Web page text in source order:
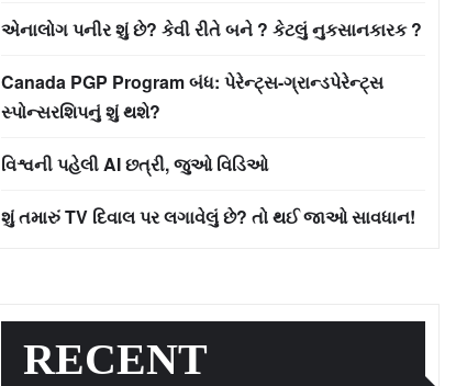
એનાલોગ પનીર શું છે? કેવી રીતે બને ? કેટલું નુકસાનકારક ?
Canada PGP Program બંધ: પેરેન્ટ્સ-ગ્રાન્ડપેરેન્ટ્સ
સ્પોન્સરશિપનું શું થશે?
વિશ્વની પહેલી AI છત્રી, જુઓ વિડિઓ
શું તમારું TV દિવાલ પર લગાવેલું છે? તો થઈ જાઓ સાવધાન!
RECENT